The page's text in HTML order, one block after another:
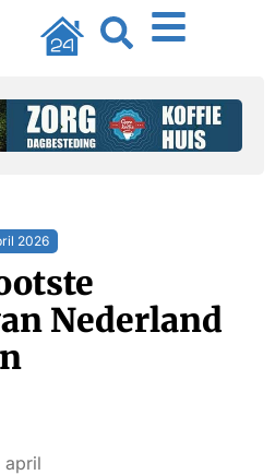
2026
Nederland
april